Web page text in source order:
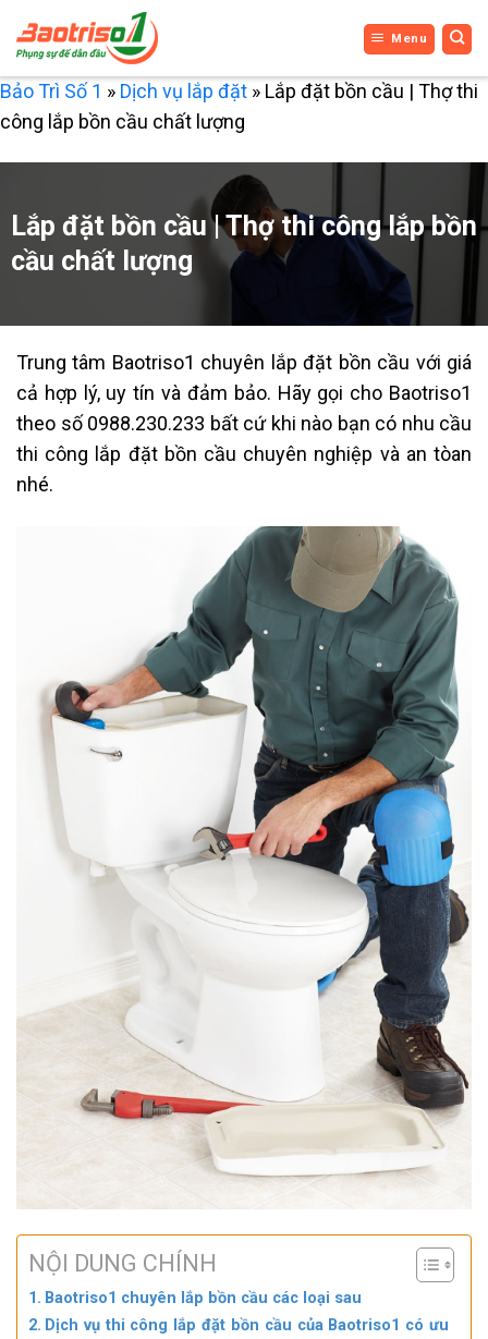
qua
nội
dung
Menu
Bảo Trì Số 1 » Dịch vụ lắp đặt » Lắp đặt bồn cầu | Thợ thi
công lắp bồn cầu chất lượng
Lắp đặt bồn cầu | Thợ thi công lắp bồn
cầu chất lượng
Trung tâm Baotriso1 chuyên lắp đặt bồn cầu với giá
cả hợp lý, uy tín và đảm bảo. Hãy gọi cho Baotriso1
theo số 0988.230.233 bất cứ khi nào bạn có nhu cầu
thi công lắp đặt bồn cầu chuyên nghiệp và an tòan
nhé.
NỘI DUNG CHÍNH
Baotriso1 chuyên lắp bồn cầu các loại sau
Dịch vụ thi công lắp đặt bồn cầu của Baotriso1 có ưu